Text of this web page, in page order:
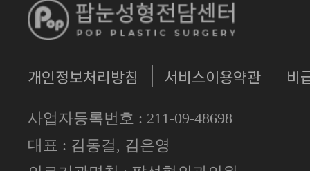
개인정보처리방침 서비스이용약관 비
사업자등록번호 : 211-09-48698
대표 : 김동걸, 김은영